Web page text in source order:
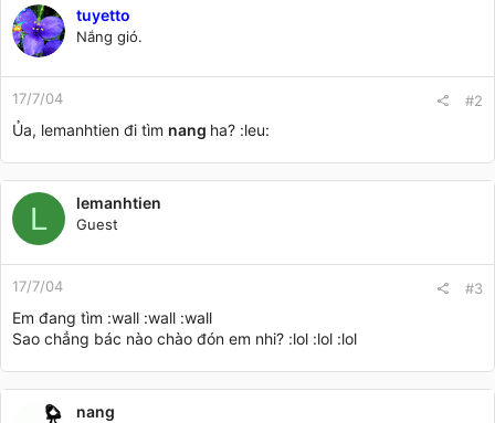
tuyetto
Nắng gió.
17/7/04 #2
Ủa, lemanhtien đi tìm nang ha? :leu:
L lemanhtien
Guest
17/7/04 #3
Em đang tìm :wall :wall :wall
Sao chẳng bác nào chào đón em nhi? :lol :lol :lol
nang